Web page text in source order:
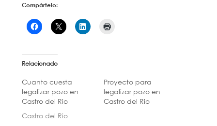
Compártelo:
Relacionado
Cuanto cuesta
legalizar pozo en
Castro del Rio
Castro del Rio
Proyecto para
legalizar pozo en
Castro del Rio